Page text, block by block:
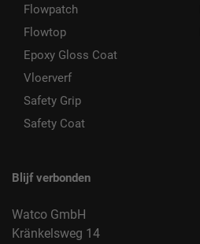
Flowpatch
Flowtop
Epoxy Gloss Coat
Vloerverf
Safety Grip
Safety Coat
Blijf verbonden
Watco GmbH
Kränkelsweg 14